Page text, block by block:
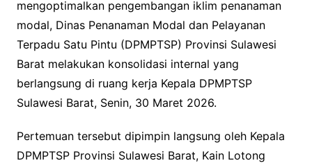
mengoptimalkan pengembangan iklim penanaman
modal, Dinas Penanaman Modal dan Pelayanan
Terpadu Satu Pintu (DPMPTSP) Provinsi Sulawesi
Barat melakukan konsolidasi internal yang
berlangsung di ruang kerja Kepala DPMPTSP
Sulawesi Barat, Senin, 30 Maret 2026.
Pertemuan tersebut dipimpin langsung oleh Kepala
DPMPTSP Provinsi Sulawesi Barat, Kain Lotong